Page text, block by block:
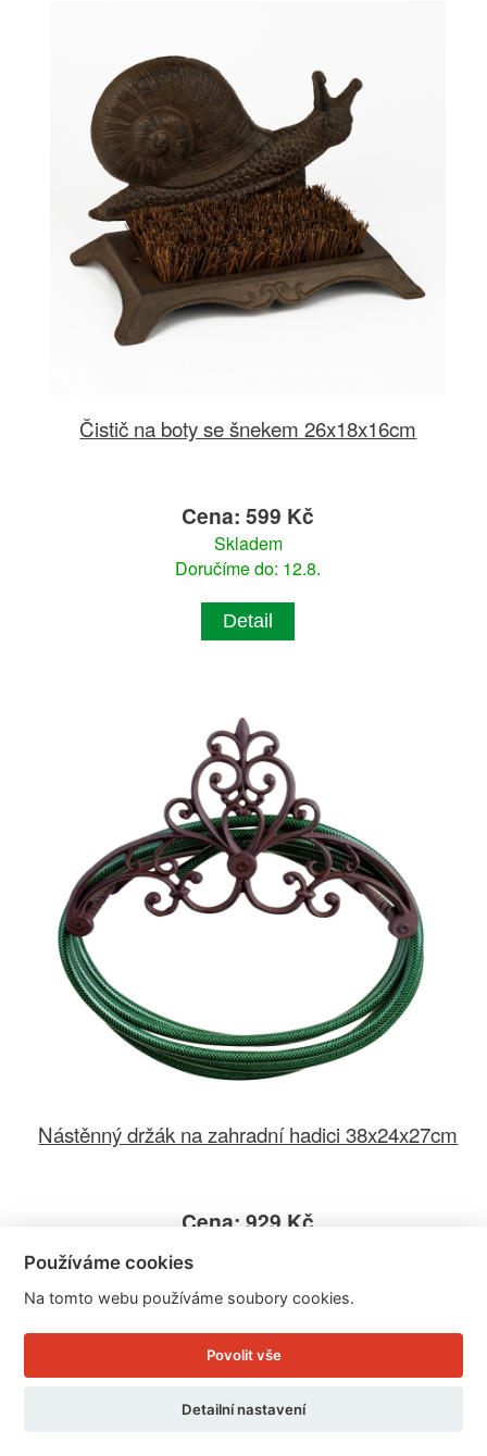
Čistič na boty se šnekem 26x18x16cm
Cena: 599 Kč
Skladem
Doručíme do: 12.8.
Detail
Nástěnný držák na zahradní hadici 38x24x27cm
Cena: 929 Kč
Doručíme do: 12.8.
Používáme cookies
Na tomto webu používáme soubory cookies.
Povolit vše
Detailní nastavení